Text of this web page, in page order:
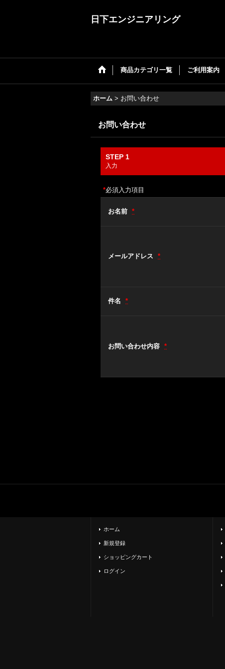
日下エンジニアリング
商品カテゴリ一覧 ご利用案内
ホーム > お問い合わせ
お問い合わせ
STEP 1
入力
*必須入力項目
お名前 *
メールアドレス *
件名 *
お問い合わせ内容 *
ホーム
新規登録
ショッピングカート
ログイン